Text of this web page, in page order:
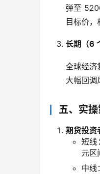
弹至
目标价，
长期（6
全球经济
大幅回调
五、实
期货投资
短
元区
中线